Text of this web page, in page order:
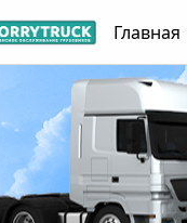
Главная